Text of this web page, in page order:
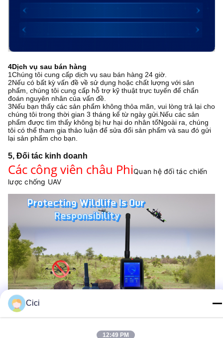
4Dịch vụ sau bán hàng
1Chúng tôi cung cấp dịch vụ sau bán hàng 24 giờ.
2Nếu có bất kỳ vấn đề về sử dụng hoặc chất lượng với sản
phẩm, chúng tôi cung cấp hỗ trợ kỹ thuật trực tuyến để chẩn
đoán nguyên nhân của vấn đề.
3Nếu bạn thấy các sản phẩm không thỏa mãn, vui lòng trả lại cho
chúng tôi trong thời gian 3 tháng kể từ ngày gửi.Nếu các sản
phẩm được tìm thấy không bị hư hại do nhân tốNgoài ra, chúng
tôi có thể tham gia thảo luận để sửa đổi sản phẩm và sau đó gửi
lại sản phẩm cho bạn.
5, Đối tác kinh doanh
Các công viên châu PhiQuan hệ đối tác chiến
lược chống UAV
Cici
12:49 PM